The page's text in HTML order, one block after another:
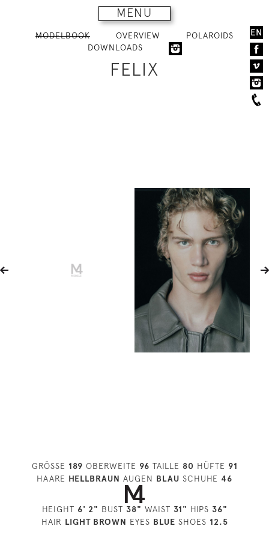
MENU
EN
MODELBOOK OVERVIEW
POLAROIDS
DOWNLOADS
FELIX
GRÖSSE 189 OBERWEITE 96 TAILLE 80 HÜFTE 91
HAARE HELLBRAUN AUGEN BLAU SCHUHE 46
HEIGHT 6' 2" BUST 38" WAIST 31" HIPS 36"
HAIR LIGHT BROWN EYES BLUE SHOES 12.5